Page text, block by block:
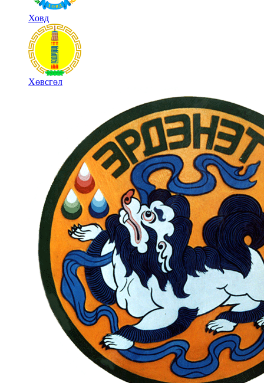
Ховд
Хөвсгөл